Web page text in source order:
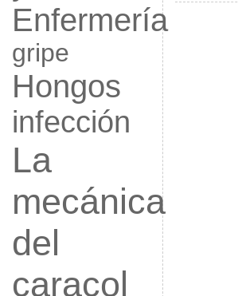
Enfermería
gripe
Hongos
infección
La
mecánica
del
caracol